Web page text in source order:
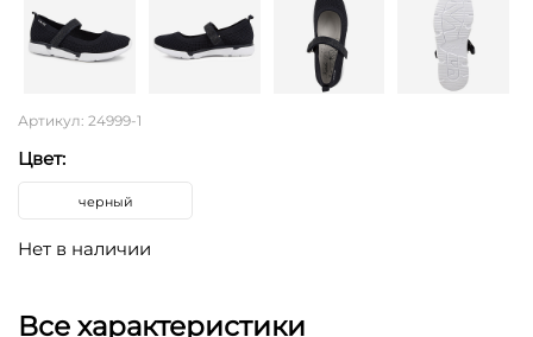
Артикул: 24999-1
Цвет:
черный
Нет в наличии
Все характеристики